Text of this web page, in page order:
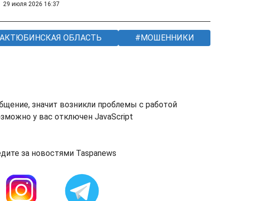
29 июля 2026 16:37
ОБЛАСТЬ МОШЕННИКИ
значит возникли проблемы с работой
у вас отключен JavaScript
за новостями Taspanews